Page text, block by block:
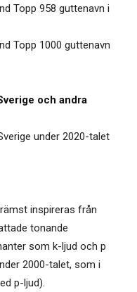
Topp 958 guttenavn i
Topp 1000 guttenavn
och andra
under 2020-talet
inspireras från
tonande
som k-ljud och p
2000-talet, som i
p-ljud).